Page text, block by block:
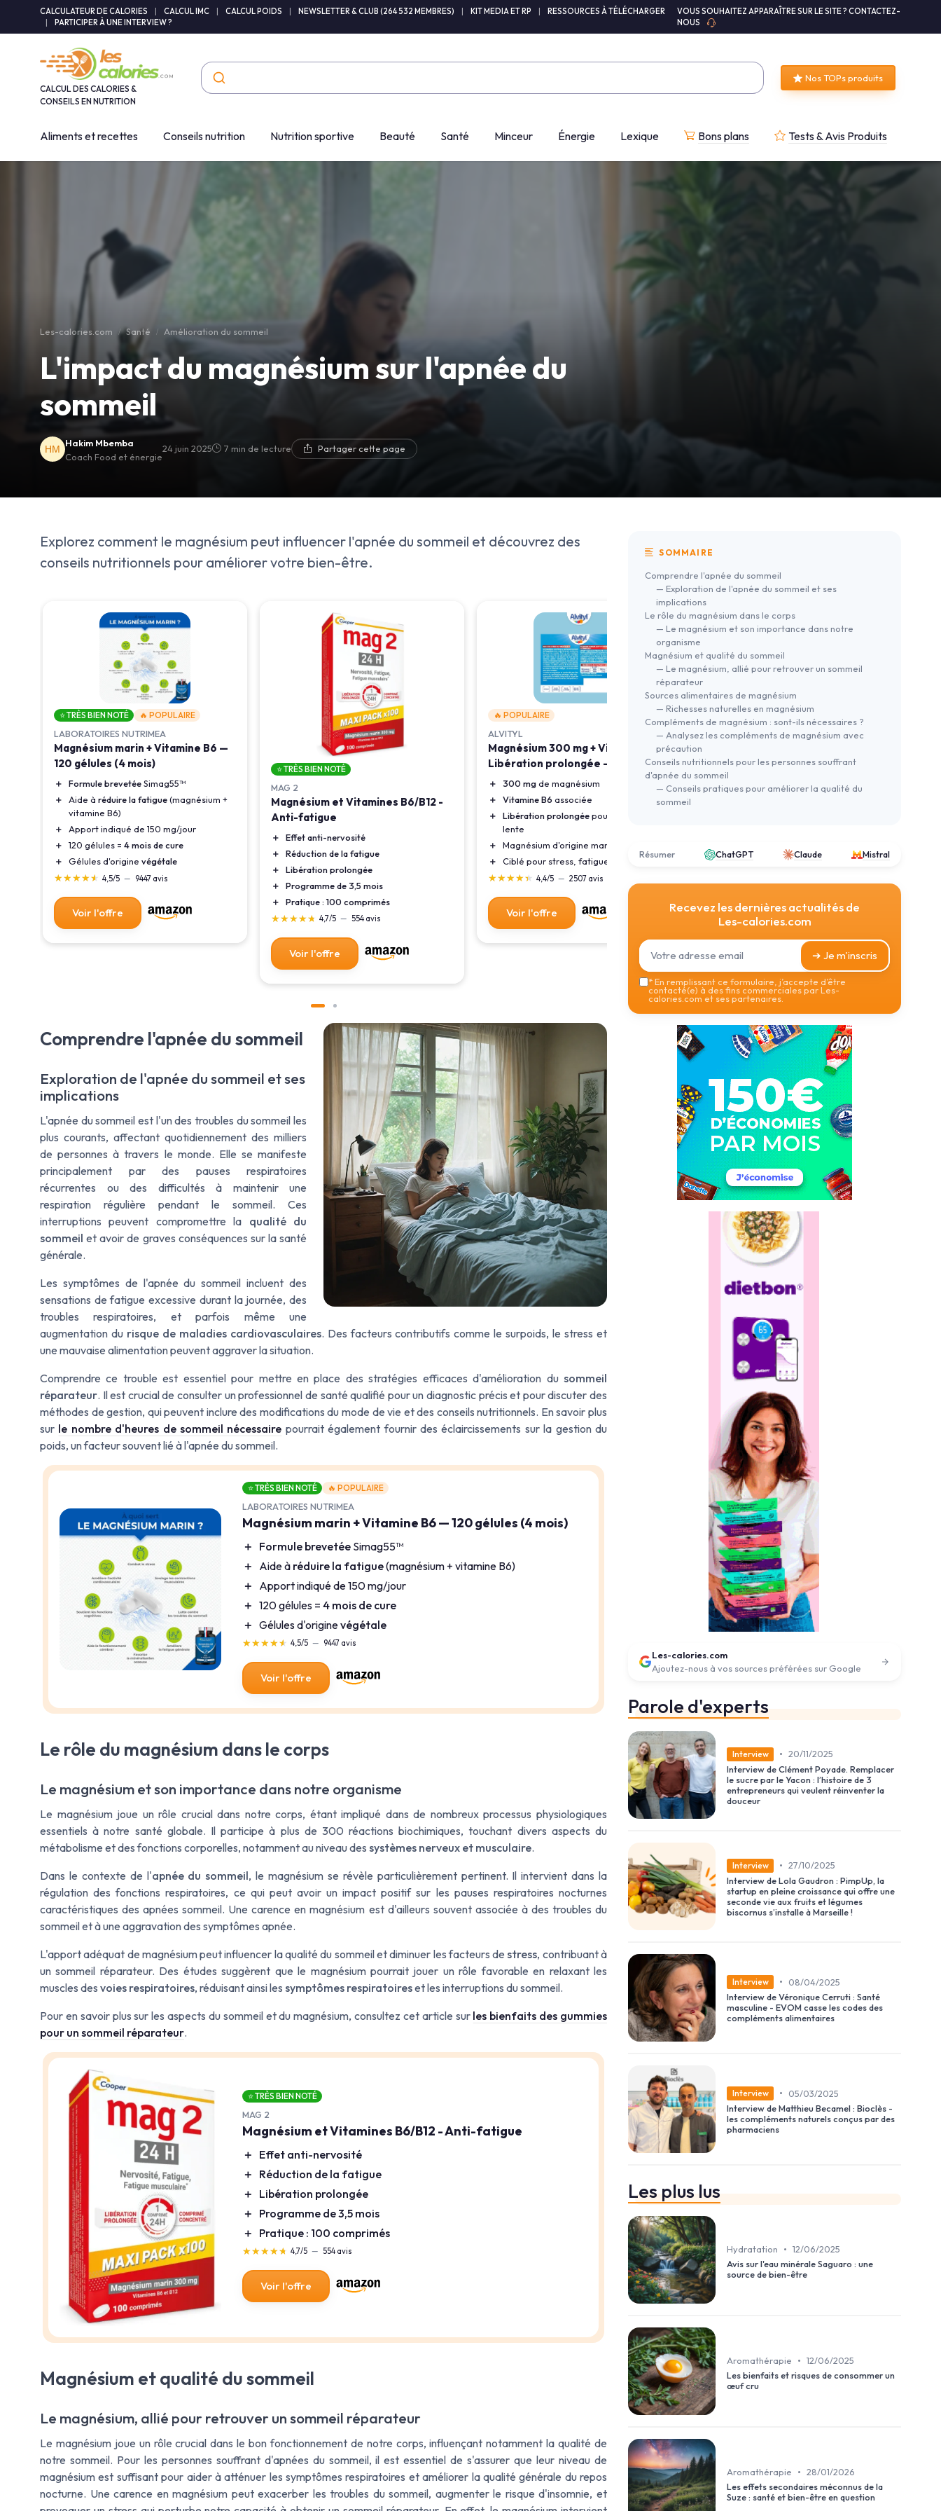
CALCULATEUR DE CALORIES CALCUL IMC CALCUL POIDS NEWSLETTER & CLUB (264 532 MEMBRES) KIT MEDIA ET RP
RESSOURCES À TÉLÉCHARGER
PARTICIPER À UNE INTERVIEW ?
VOUS SOUHAITEZ APPARAÎTRE SUR LE SITE ? CONTACTEZ-
NOUS
CALCUL DES CALORIES &
CONSEILS EN NUTRITION
Nos TOPs produits
Aliments et recettes Conseils nutrition Nutrition sportive Beauté Santé Minceur Énergie Lexique Bons plans Tests & Avis Produits
Les-calories.com Santé Amélioration du sommeil
L'impact du magnésium sur l'apnée du
sommeil
Hakim Mbemba
Coach Food et énergie
24 juin 2025 7 min de lecture Partager cette page
Explorez comment le magnésium peut influencer l'apnée du sommeil et découvrez des
conseils nutritionnels pour améliorer votre bien-être.
⭐ TRÈS BIEN NOTÉ 🔥 POPULAIRE
LABORATOIRES NUTRIMEA
Magnésium marin + Vitamine B6 —
120 gélules (4 mois)
＋ Formule brevetéeSimag55™
＋
Aide à réduire la fatigue(magnésium +
vitamine B6)
＋
Apport indiqué de 150 mg/jour
＋
120 gélules = 4 mois de cure
＋
Gélules d'origine végétale
★★★★★
★★★★★ 4,5/5 — 9447 avis
Voir l'offre
⭐ TRÈS BIEN NOTÉ
MAG 2
Magnésium et Vitamines B6/B12 -
Anti-fatigue
＋
Effet anti-nervosité
＋
Réduction de la fatigue
＋
Libération prolongée
＋
Programme de 3,5 mois
＋
Pratique : 100 comprimés
★★★★★
★★★★★ 4,7/5 — 554 avis
Voir l'offre
🔥 POPULAIRE
ALVITYL
Magnésium 300 mg + Vit. B6 -
Libération prolongée - 60 jours
＋ 300 mgde magnésium
＋
Vitamine B6 associée
＋
Libération prolongéepour diffusion
lente
＋
Magnésium d'origine marine
＋
Ciblé pour stress, fatigue, irritabilité
★★★★★
★★★★★ 4,4/5 — 2507 avis
Voir l'offre
ALVITYL
Magnésium 300mg + Vitamine B6 -
Libération Prolongée
＋ Libération prolongée
lente et progressive
＋ 120 jours de traitement
Voir l'offre
Comprendre l'apnée du sommeil
Exploration de l'apnée du sommeil et ses
implications
L'apnée du sommeil est l'un des troubles du sommeil les
plus courants, affectant quotidiennement des milliers
de personnes à travers le monde. Elle se manifeste
principalement par des pauses respiratoires
récurrentes ou des difficultés à maintenir une
respiration régulière pendant le sommeil. Ces
interruptions peuvent compromettre la qualité du
sommeil et avoir de graves conséquences sur la santé
générale.
Les symptômes de l'apnée du sommeil incluent des
sensations de fatigue excessive durant la journée, des
troubles respiratoires, et parfois même une
augmentation du risque de maladies cardiovasculaires. Des facteurs contributifs comme le surpoids, le stress et
une mauvaise alimentationpeuvent aggraver la situation.
Comprendre ce trouble est essentiel pour mettre en place des stratégies efficaces d'amélioration du sommeil
réparateur. Il est crucial de consulter unprofessionnel de santé qualifié pour un diagnostic précis et pour discuter des
méthodes de gestion, qui peuvent inclure des modifications du mode de vie et des conseils nutritionnels. En savoir plus
sur le nombre d'heures de sommeil nécessaire pourrait également fournir des éclaircissements sur la gestion du
poids, un facteur souvent lié à l'apnée du sommeil.
⭐ TRÈS BIEN NOTÉ 🔥 POPULAIRE
LABORATOIRES NUTRIMEA
Magnésium marin + Vitamine B6 — 120 gélules (4 mois)
＋ Formule brevetée Simag55™
＋ Aide à réduire la fatigue(magnésium + vitamine B6)
＋ Apport indiqué de 150 mg/jour
＋ 120 gélules =4 mois de cure
＋ Gélules d'originevégétale
★★★★★
★★★★★ 4,5/5 — 9447 avis
Voir l'offre
Le rôle du magnésium dans le corps
Le magnésium et son importance dans notre organisme
Le magnésium joue un rôle crucial dans notre corps, étant impliqué dans de nombreux processus physiologiques
essentiels à notre santé globale. Il participe à plus de 300 réactions biochimiques, touchant divers aspects du
métabolisme et des fonctions corporelles, notamment au niveau des systèmes nerveux et musculaire.
Dans le contexte de l'apnée du sommeil, le magnésium se révèle particulièrement pertinent. Il intervient dans la
régulation des fonctions respiratoires, ce qui peut avoir un impact positif sur les pauses respiratoires nocturnes
caractéristiques des apnées sommeil. Une carence en magnésium est d'ailleurs souvent associée à des troubles du
sommeil et à une aggravation des symptômes apnée.
L'apport adéquat de magnésium peut influencer la qualité du sommeil et diminuer les facteurs destress, contribuant à
un sommeil réparateur. Des études suggèrent que le magnésium pourrait jouer un rôle favorable en relaxant les
muscles des voies respiratoires, réduisant ainsi les symptômes respiratoireset les interruptions du sommeil.
Pour en savoir plus sur les aspects du sommeil et du magnésium, consultez cet article sur les bienfaits des gummies
pour un sommeil réparateur.
⭐ TRÈS BIEN NOTÉ
MAG 2
Magnésium et Vitamines B6/B12 - Anti-fatigue
＋ Effet anti-nervosité
＋ Réduction de la fatigue
＋ Libération prolongée
＋ Programme de 3,5 mois
＋ Pratique : 100 comprimés
★★★★★
★★★★★ 4,7/5 — 554 avis
Voir l'offre
Magnésium et qualité du sommeil
Le magnésium, allié pour retrouver un sommeil réparateur
Le magnésium joue un rôle crucial dans le bon fonctionnement de notre corps, influençant notamment la qualité de
notre sommeil. Pour les personnes souffrant d'apnées du sommeil, il est essentiel de s'assurer que leur niveau de
magnésium est suffisant pour aider à atténuer les symptômes respiratoires et améliorer la qualité générale du repos
nocturne. Une carence en magnésium peut exacerber les troubles du sommeil, augmenter le risque d'insomnie, et
SOMMAIRE
Comprendre l'apnée du sommeil
— Exploration de l'apnée du sommeil et ses
implications
Le rôle du magnésium dans le corps
— Le magnésium et son importance dans notre
organisme
Magnésium et qualité du sommeil
— Le magnésium, allié pour retrouver un sommeil
réparateur
Sources alimentaires de magnésium
— Richesses naturelles en magnésium
Compléments de magnésium : sont-ils nécessaires ?
— Analysez les compléments de magnésium avec
précaution
Conseils nutritionnels pour les personnes souffrant
d'apnée du sommeil
— Conseils pratiques pour améliorer la qualité du
sommeil
Résumer ChatGPT Claude Mistral
Recevez les dernières actualités de
Les-calories.com
➔ Je m'inscris
*En remplissant ce formulaire, j’accepte d’être
contacté(e) à des fins commerciales par Les-
calories.com et ses partenaires.
Les-calories.com
Ajoutez-nous à vos sources préférées sur Google
Parole d'experts
Interview • 20/11/2025
Interview de Clément Poyade. Remplacer
le sucre par le Yacon : l’histoire de 3
entrepreneurs qui veulent réinventer la
douceur
Interview • 27/10/2025
Interview de Lola Gaudron : PimpUp, la
startup en pleine croissance qui offre une
seconde vie aux fruits et légumes
biscornus s’installe à Marseille !
Interview •
08/04/2025
Interview de Véronique Cerruti : Santé
masculine - EVOM casse les codes des
compléments alimentaires
Interview •
05/03/2025
Interview de Matthieu Becamel : Bioclès -
les compléments naturels conçus par des
pharmaciens
Les plus lus
Hydratation • 12/06/2025
Avis sur l'eau minérale Saguaro : une
source de bien-être
Aromathérapie • 12/06/2025
Les bienfaits et risques de consommer un
œuf cru
Aromathérapie • 28/01/2026
Les effets secondaires méconnus de la
Suze : santé et bien-être en question
Panneau de gestion des cookies